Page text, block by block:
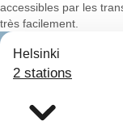
accessibles par les
très facilement.
Helsinki
2 stations